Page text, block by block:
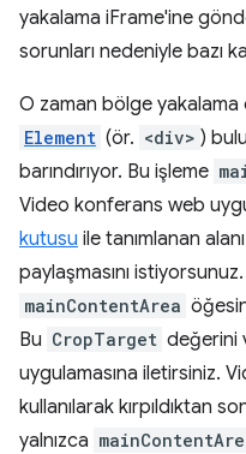
yakalama iFrame'ine
sorunları nedeniyle bazı
O zaman bölge yakalama
Element (ör. <div> )
barındırıyor. Bu işleme
Video konferans web
kutusu ile tanımlanan
paylaşmasını
mainContentArea
Bu CropTarget değerini
uygulamasına iletirsiniz.
kullanılarak kırpıldıktan
yalnızca